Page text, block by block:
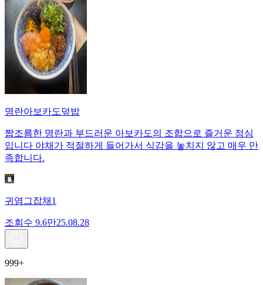
명란아보카도덮밥
짭조름한 명란과 부드러운 아보카도의 조합으로 즐거운 점심
입니다 야채가 적절하게 들어가서 식감을 놓치지 않고 매우 만
족합니다.
귀염그잡채1
조회수 9.6만25.08.28
999+